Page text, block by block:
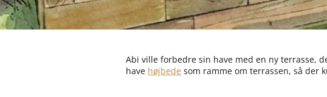
Abi ville forbedre sin have med en ny terrasse,
have højbede som ramme om terrassen, så der